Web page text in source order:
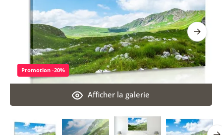
Afficher la galerie
Promotion -20%